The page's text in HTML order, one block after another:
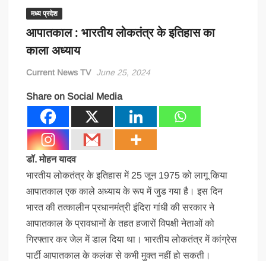
मध्य प्रदेश
आपातकाल : भारतीय लोकतंत्र के इतिहास का
काला अध्याय
Current News TV June 25, 2024
Share on Social Media
डॉ. मोहन यादव
भारतीय लोकतंत्र के इतिहास में 25 जून 1975 को लागू किया
आपातकाल एक काले अध्याय के रूप में जुड गया है। इस दिन
भारत की तत्कालीन प्रधानमंत्री इंदिरा गांधी की सरकार ने
आपातकाल के प्रावधानों के तहत हजारों विपक्षी नेताओं को
गिरफ्तार कर जेल में डाल दिया था। भारतीय लोकतंत्र में कांग्रेस
पार्टी आपातकाल के कलंक से कभी मुक्त नहीं हो सकती।